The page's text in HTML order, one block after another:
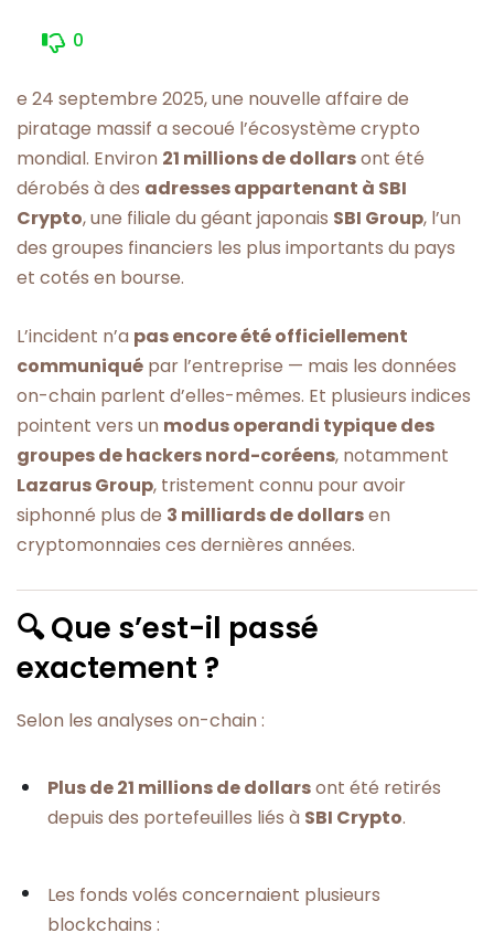
0
e 24 septembre 2025, une nouvelle affaire de
piratage massif a secoué l’écosystème crypto
mondial. Environ 21 millions de dollarsont été
dérobés à des adresses appartenant à SBI
Crypto, une filiale du géant japonais SBI Group, l’un
des groupes financiers les plus importants du pays
et cotés en bourse.
L’incident n’a pas encore été officiellement
communiqué par l’entreprise — mais les données
on-chain parlent d’elles-mêmes. Et plusieurs indices
pointent vers un modus operandi typique des
groupes de hackers nord-coréens, notamment
Lazarus Group, tristement connu pour avoir
siphonné plus de 3 milliards de dollarsen
cryptomonnaies ces dernières années.
🔍 Que s’est-il passé
exactement ?
Selon les analyses on-chain :
Plus de 21 millions de dollarsont été retirés
depuis des portefeuilles liés à SBI Crypto.
Les fonds volés concernaient plusieurs
blockchains :